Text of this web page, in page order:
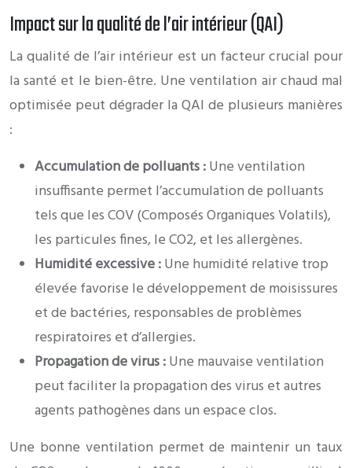
Impact sur la qualité de l’air intérieur (QAI)
La qualité de l’air intérieur est un facteur crucial pour
la santé et le bien-être. Une ventilation air chaud mal
optimisée peut dégrader la QAI de plusieurs manières
:
Accumulation de polluants :Une ventilation
insuffisante permet l’accumulation de polluants
tels que les COV (Composés Organiques Volatils),
les particules fines, le CO2, et les allergènes.
Humidité excessive :Une humidité relative trop
élevée favorise le développement de moisissures
et de bactéries, responsables de problèmes
respiratoires et d’allergies.
Propagation de virus :Une mauvaise ventilation
peut faciliter la propagation des virus et autres
agents pathogènes dans un espace clos.
Une bonne ventilation permet de maintenir un taux